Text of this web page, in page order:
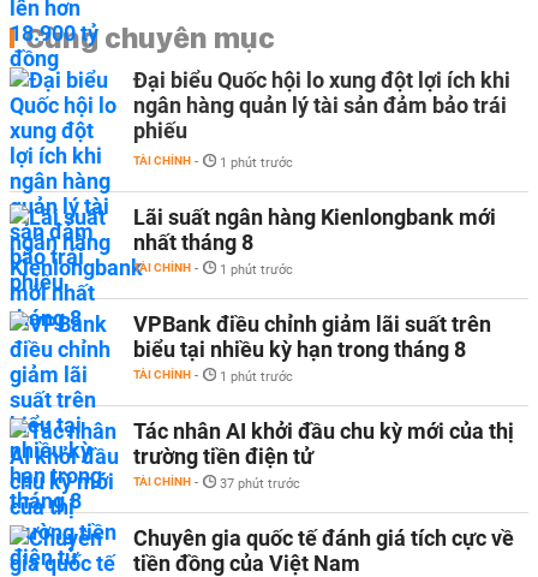
Cùng chuyên mục
Đại biểu Quốc hội lo xung đột lợi ích khi
ngân hàng quản lý tài sản đảm bảo trái
phiếu
TÀI CHÍNH - 1 phút trước
Lãi suất ngân hàng Kienlongbank mới
nhất tháng 8
TÀI CHÍNH - 1 phút trước
VPBank điều chỉnh giảm lãi suất trên
biểu tại nhiều kỳ hạn trong tháng 8
TÀI CHÍNH - 1 phút trước
Tác nhân AI khởi đầu chu kỳ mới của thị
trường tiền điện tử
TÀI CHÍNH - 37 phút trước
Chuyên gia quốc tế đánh giá tích cực về
tiền đồng của Việt Nam